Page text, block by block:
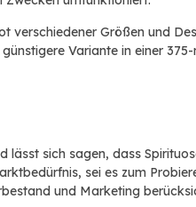
verschiedener Größen und
Variante in einer
lässt sich sagen, dass
sei es zum
und Marketing